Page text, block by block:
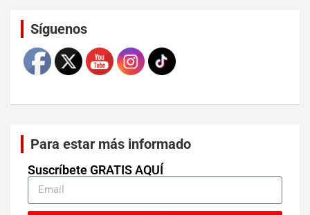
Síguenos
Para estar más informado
Suscríbete GRATIS AQUÍ